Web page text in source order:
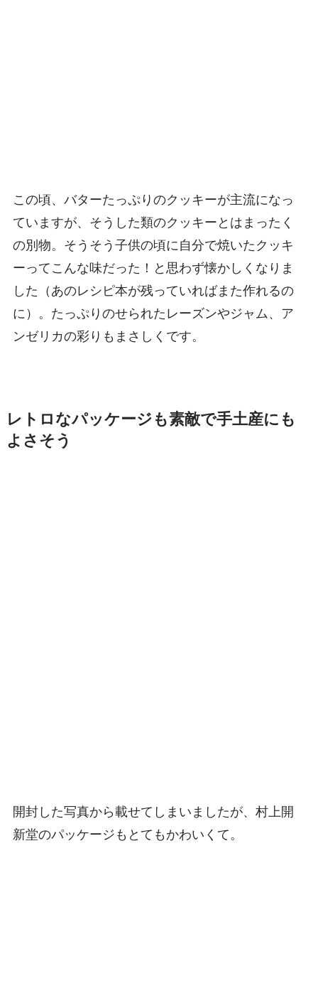
この頃、バターたっぷりのクッキーが主流になっ
ていますが、そうした類のクッキーとはまったく
の別物。そうそう子供の頃に自分で焼いたクッキ
ーってこんな味だった！と思わず懐かしくなりま
した（あのレシピ本が残っていればまた作れるの
に）。たっぷりのせられたレーズンやジャム、ア
ンゼリカの彩りもまさしくです。
レトロなパッケージも素敵で手土産にも
よさそう
開封した写真から載せてしまいましたが、村上開
新堂のパッケージもとてもかわいくて。